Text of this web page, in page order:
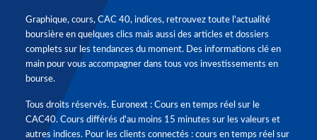
Graphique, cours, CAC 40, indices, retrouvez toute l'actualité
boursière en quelques clics mais aussi des articles et dossiers
complets sur les tendances du moment. Des informations clé en
main pour vous accompagner dans tous vos investissements en
bourse.
Tous droits réservés. Euronext : Cours en temps réel sur le
CAC40. Cours différés d'au moins 15 minutes sur les valeurs et
autres indices. Pour les clients connectés : cours en temps réel sur